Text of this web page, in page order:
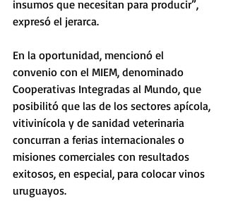
insumos que necesitan para producir”,
expresó el jerarca.
En la oportunidad, mencionó el
convenio con el MIEM, denominado
Cooperativas Integradas al Mundo, que
posibilitó que las de los sectores apícola,
vitivinícola y de sanidad veterinaria
concurran a ferias internacionales o
misiones comerciales con resultados
exitosos, en especial, para colocar vinos
uruguayos.